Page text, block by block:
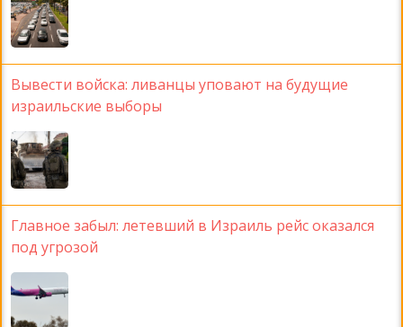
Вывести войска: ливанцы уповают на будущие
израильские выборы
Главное забыл: летевший в Израиль рейс оказался
под угрозой